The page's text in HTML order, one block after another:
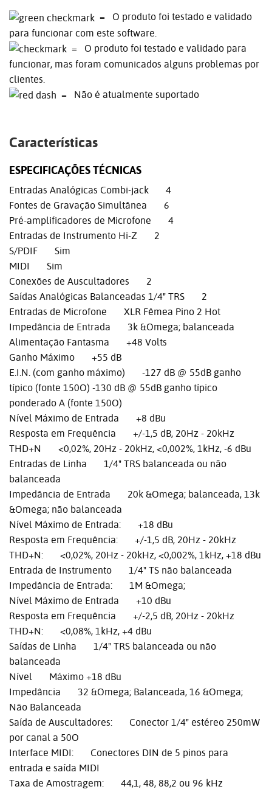
= O produto foi testado e validado
para funcionar com este software.
= O produto foi testado e validado para
funcionar, mas foram comunicados alguns problemas por
clientes.
= Não é atualmente suportado
Características
ESPECIFICAÇÕES TÉCNICAS
Entradas Analógicas Combi-jack 4
Fontes de Gravação Simultânea 6
Pré-amplificadores de Microfone 4
Entradas de Instrumento Hi-Z 2
S/PDIF Sim
MIDI Sim
Conexões de Auscultadores 2
Saídas Analógicas Balanceadas 1/4" TRS 2
Entradas de Microfone XLR Fêmea Pino 2 Hot
Impedância de Entrada 3k &Omega; balanceada
Alimentação Fantasma +48 Volts
Ganho Máximo +55 dB
E.I.N. (com ganho máximo) -127 dB @ 55dB ganho
típico (fonte 150O) -130 dB @ 55dB ganho típico
ponderado A (fonte 150O)
Nível Máximo de Entrada +8 dBu
Resposta em Frequência +/-1,5 dB, 20Hz - 20kHz
THD+N <0,02%, 20Hz - 20kHz, <0,002%, 1kHz, -6 dBu
Entradas de Linha 1/4" TRS balanceada ou não
balanceada
Impedância de Entrada 20k &Omega; balanceada, 13k
&Omega; não balanceada
Nível Máximo de Entrada: +18 dBu
Resposta em Frequência: +/-1,5 dB, 20Hz - 20kHz
THD+N: <0,02%, 20Hz - 20kHz, <0,002%, 1kHz, +18 dBu
Entrada de Instrumento 1/4" TS não balanceada
Impedância de Entrada: 1M &Omega;
Nível Máximo de Entrada +10 dBu
Resposta em Frequência +/-2,5 dB, 20Hz - 20kHz
THD+N: <0,08%, 1kHz, +4 dBu
Saídas de Linha 1/4" TRS balanceada ou não
balanceada
Nível Máximo +18 dBu
Impedância 32 &Omega; Balanceada, 16 &Omega;
Não Balanceada
Saída de Auscultadores: Conector 1/4" estéreo 250mW
por canal a 50O
Interface MIDI: Conectores DIN de 5 pinos para
entrada e saída MIDI
Taxa de Amostragem: 44,1, 48, 88,2 ou 96 kHz